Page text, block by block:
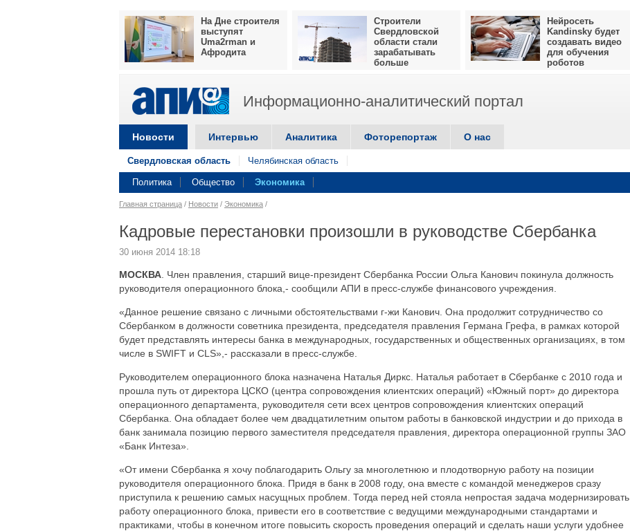
На Дне строителя
выступят
Uma2rman и
Афродита
Строители
Свердловской
области стали
зарабатывать
больше
Нейросеть
Kandinsky будет
создавать видео
для обучения
роботов
Информационно-аналитический портал
Новости Интервью Аналитика Фоторепортаж О нас
Свердловская область Челябинская область
Политика Общество Экономика
Главная страница / Новости / Экономика /
Кадровые перестановки произошли в руководстве Сбербанка
30 июня 2014 18:18
МОСКВА . Член правления, старший вице-президент Сбербанка России Ольга Канович покинула должность
руководителя операционного блока,- сообщили АПИ в пресс-службе финансового учреждения.
«Данное решение связано с личными обстоятельствами г-жи Канович. Она продолжит сотрудничество со
Сбербанком в должности советника президента, председателя правления Германа Грефа, в рамках которой
будет представлять интересы банка в международных, государственных и общественных организациях, в том
числе в SWIFT и CLS»,- рассказали в пресс-службе.
Руководителем операционного блока назначена Наталья Диркс. Наталья работает в Сбербанке с 2010 года и
прошла путь от директора ЦСКО (центра сопровождения клиентских операций) «Южный порт» до директора
операционного департамента, руководителя сети всех центров сопровождения клиентских операций
Сбербанка. Она обладает более чем двадцатилетним опытом работы в банковской индустрии и до прихода в
банк занимала позицию первого заместителя председателя правления, директора операционной группы ЗАО
«Банк Интеза».
«От имени Сбербанка я хочу поблагодарить Ольгу за многолетнюю и плодотворную работу на позиции
руководителя операционного блока. Придя в банк в 2008 году, она вместе с командой менеджеров сразу
приступила к решению самых насущных проблем. Тогда перед ней стояла непростая задача модернизировать
работу операционного блока, привести его в соответствие с ведущими международными стандартами и
практиками, чтобы в конечном итоге повысить скорость проведения операций и сделать наши услуги удобнее